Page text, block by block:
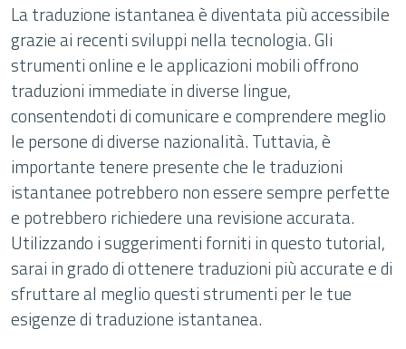
La traduzione istantanea è diventata più accessibile
grazie ai recenti sviluppi nella tecnologia. Gli
strumenti online e le applicazioni mobili offrono
traduzioni immediate in diverse lingue,
consentendoti di comunicare e comprendere meglio
le persone di diverse nazionalità. Tuttavia, è
importante tenere presente che le traduzioni
istantanee potrebbero non essere sempre perfette
e potrebbero richiedere una revisione accurata.
Utilizzando i suggerimenti forniti in questo tutorial,
sarai in grado di ottenere traduzioni più accurate e di
sfruttare al meglio questi strumenti per le tue
esigenze di traduzione istantanea.